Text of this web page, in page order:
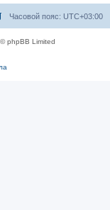
Часовой пояс: UTC+03:00
phpBB Limited